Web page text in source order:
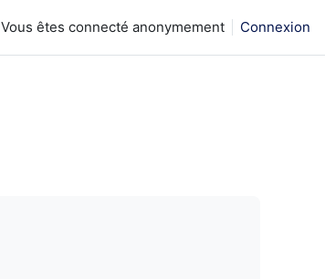
Vous êtes connecté anonymement Connexion